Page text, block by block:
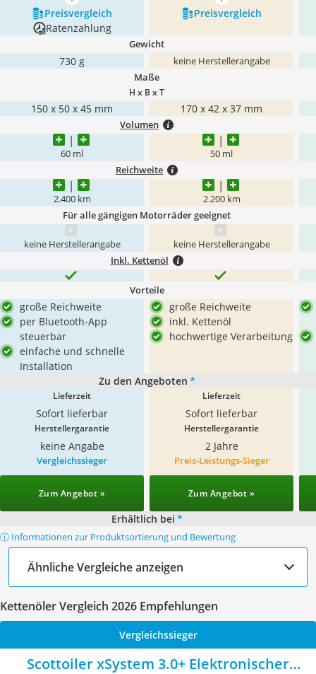
Preis­vergleich
Preis­vergleich
Ratenzahlung
Gewicht
730 g keine Herstellerangabe
Maße
H x B x T
150 x 50 x 45 mm 170 x 42 x 37 mm
Volumen
60 ml 50 ml
Reichweite
2.400 km 2.200 km
Für alle gängigen Motorräder geeignet
keine Herstellerangabe keine Herstellerangabe
Inkl. Kettenöl
Vorteile
große Reichweite
per Bluetooth-App
steuerbar
einfache und schnelle
Installation
große Reichweite
inkl. Kettenöl
hochwertige Verarbeitung
Zu den Angeboten *
Lieferzeit
Sofort lieferbar
Lieferzeit
Sofort lieferbar
Herstellergarantie
keine Angabe
Herstellergarantie
2 Jahre
Vergleichssieger
Zum Angebot »
Preis-Leistungs-Sieger
Zum Angebot »
Erhältlich bei *
ⓘ Informationen zur Produktsortierung und Bewertung
Ähnliche Vergleiche anzeigen
Kettenöler Vergleich 2026 Empfehlungen
Vergleichssieger
Scottoiler xSystem 3.0+ Elektronischer